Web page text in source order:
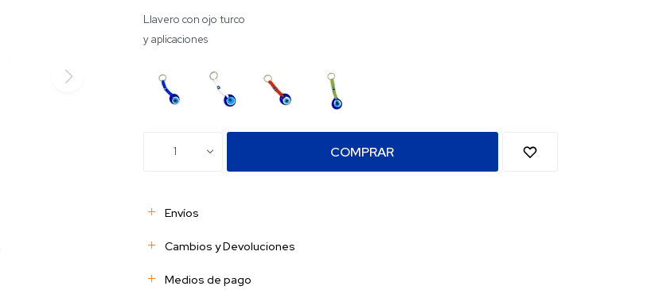
Llavero con ojo turco
y aplicaciones
1 COMPRAR
Envíos
Cambios y Devoluciones
Medios de pago